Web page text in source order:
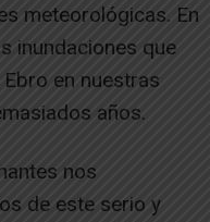
meteorológicas. En
inundaciones que
en nuestras
años.
nos
de este serio y